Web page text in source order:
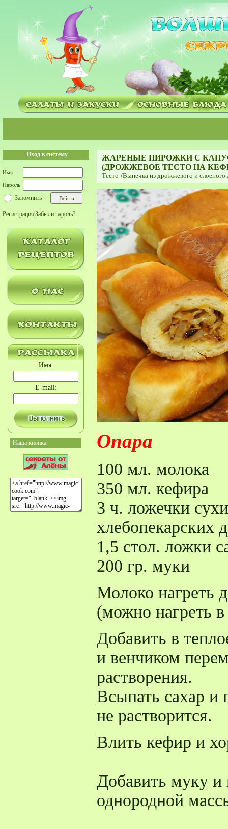
Вход в систему
Имя
Пароль
Запомнить
Регистрация Забыли пароль?
Имя:
E-mail:
Наша кнопка
ЖАРЕНЫЕ ПИРОЖКИ С
(ДРОЖЖЕВОЕ ТЕСТО НА
Тесто /Выпечка из дрожжевого и слоеного
Опара
100 мл. молока
350 мл. кефира
3 ч. ложечки
хлебопекарских
1,5 стол. ложки
200 гр. муки
Молоко нагреть
(можно нагреть
Добавить в
и венчиком
растворения.
Всыпать сахар и
не растворится.
Влить кефир и
Добавить муку и
однородной